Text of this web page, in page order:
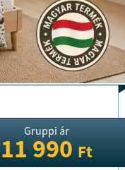
Gruppi ár
11 990Ft